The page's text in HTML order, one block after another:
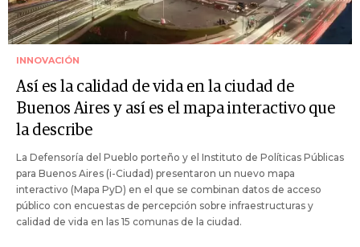
INNOVACIÓN
Así es la calidad de vida en la ciudad de
Buenos Aires y así es el mapa interactivo que
la describe
La Defensoría del Pueblo porteño y el Instituto de Políticas Públicas
para Buenos Aires (i-Ciudad) presentaron un nuevo mapa
interactivo (Mapa PyD) en el que se combinan datos de acceso
público con encuestas de percepción sobre infraestructuras y
calidad de vida en las 15 comunas de la ciudad.